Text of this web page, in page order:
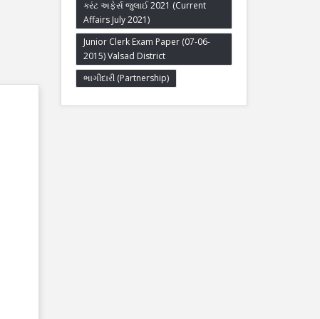
કરંટ અફેર્સ જુલાઈ 2021 (Current
Affairs July 2021)
Junior Clerk Exam Paper (07-06-
2015) Valsad District
ભાગીદારી (Partnership)